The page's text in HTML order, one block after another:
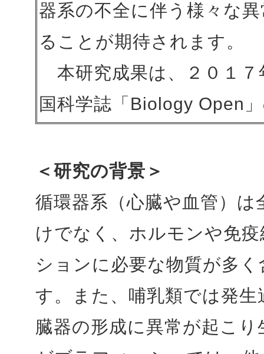
器系の不全に伴う様々な
ることが期待されます。
本研究成果は、２０１７
国科学誌「Biology Open
＜研究の背景＞
循環器系（心臓や血管）
けでなく、ホルモンや免
ションに必要な物質が多
す。また、哺乳類では発
臓器の形成に異常が起こ